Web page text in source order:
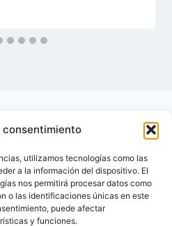
consentimiento
utilizamos tecnologías como las
a la información del dispositivo. El
nos permitirá procesar datos como
o las identificaciones únicas en este
puede afectar
y funciones.